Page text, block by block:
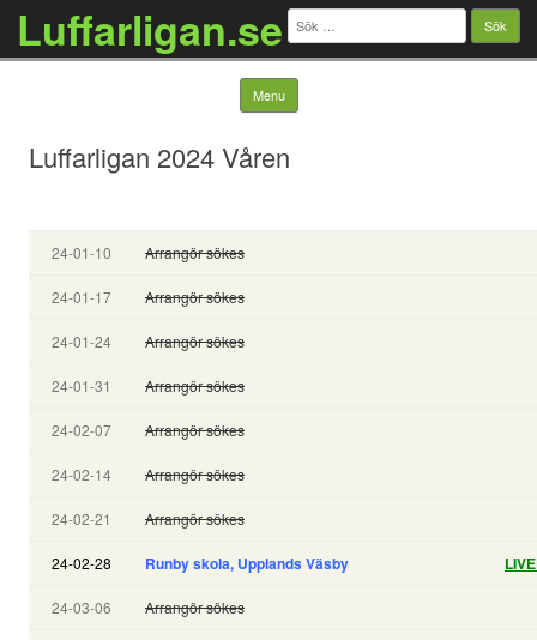
Luffarligan.se Sök
efter:
Menu Skip to content
Luffarligan 2024 Våren
24-01-10 Arrangör sökes
24-01-17 Arrangör sökes
24-01-24 Arrangör sökes
24-01-31 Arrangör sökes
24-02-07 Arrangör sökes
24-02-14 Arrangör sökes
24-02-21 Arrangör sökes
24-02-28 Runby skola, Upplands Väsby
24-03-06 Arrangör sökes